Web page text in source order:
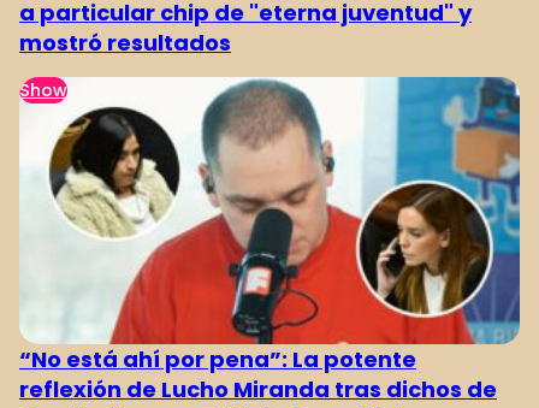
a particular chip de "eterna juventud" y
mostró resultados
Show
“No está ahí por pena”: La potente
reflexión de Lucho Miranda tras dichos de